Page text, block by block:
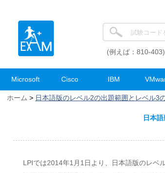
(例えば：810-403)
Microsoft Cisco IBM
ホーム > 日本語版のレベル2の出題範囲とレベル3
日本
LPIでは2014年1月1日より、日本語版のレベ